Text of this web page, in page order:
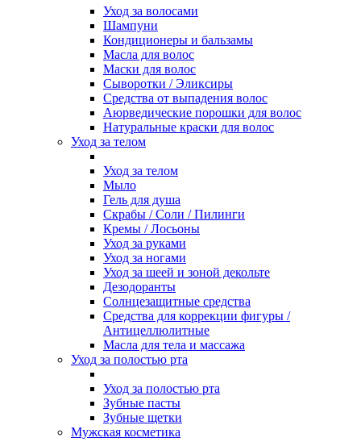
Уход за волосами
Шампуни
Кондиционеры и бальзамы
Масла для волос
Маски для волос
Сыворотки / Эликсиры
Средства от выпадения волос
Аюрведические порошки для волос
Натуральные краски для волос
Уход за телом
Уход за телом
Мыло
Гель для душа
Скрабы / Соли / Пилинги
Кремы / Лосьоны
Уход за руками
Уход за ногами
Уход за шеей и зоной декольте
Дезодоранты
Солнцезащитные средства
Средства для коррекции фигуры /
Антицеллюлитные
Масла для тела и массажа
Уход за полостью рта
Уход за полостью рта
Зубные пасты
Зубные щетки
Мужская косметика